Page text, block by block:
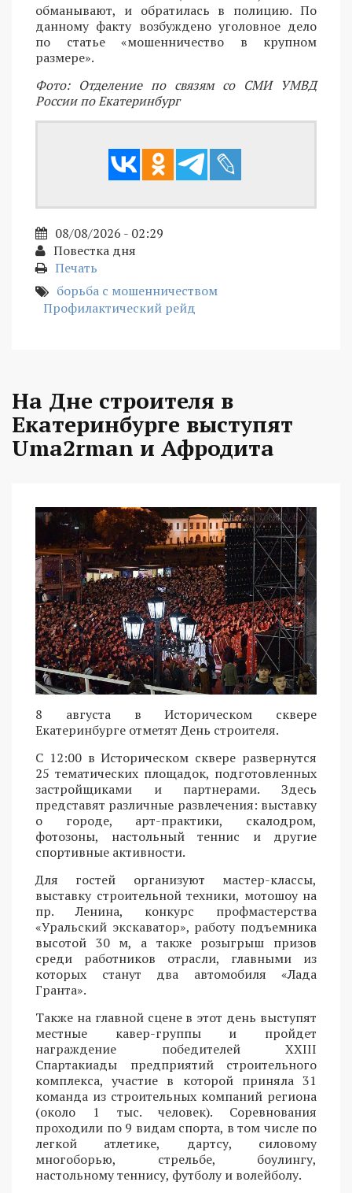
обманывают, и обратилась в полицию. По
данному факту возбуждено уголовное дело
по статье «мошенничество в крупном
размере».
Фото: Отделение по связям со СМИ УМВД
России по Екатеринбург
08/08/2026 - 02:29
Повестка дня
Печать
борьба с мошенничеством
Профилактический рейд
На Дне строителя в
Екатеринбурге выступят
Uma2rman и Афродита
8 августа в Историческом сквере
Екатеринбурге отметят День строителя.
С 12:00 в Историческом сквере развернутся
25 тематических площадок, подготовленных
застройщиками и партнерами. Здесь
представят различные развлечения: выставку
о городе, арт-практики, скалодром,
фотозоны, настольный теннис и другие
спортивные активности.
Для гостей организуют мастер-классы,
выставку строительной техники, мотошоу на
пр. Ленина, конкурс профмастерства
«Уральский экскаватор», работу подъемника
высотой 30 м, а также розыгрыш призов
среди работников отрасли, главными из
которых станут два автомобиля «Лада
Гранта».
Также на главной сцене в этот день выступят
местные кавер-группы и пройдет
награждение победителей XXIII
Спартакиады предприятий строительного
комплекса, участие в которой приняла 31
команда из строительных компаний региона
(около 1 тыс. человек). Соревнования
проходили по 9 видам спорта, в том числе по
легкой атлетике, дартсу, силовому
многоборью, стрельбе, боулингу,
настольному теннису, футболу и волейболу.